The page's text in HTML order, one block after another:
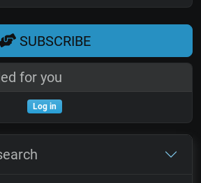
SUBSCRIBE
for you
Log in